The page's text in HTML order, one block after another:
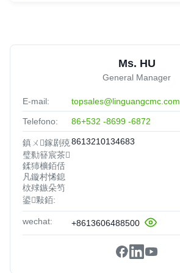
Ms. HU
General Manager
E-mail: topsales@linguangcmc.com
Telefono: 86+532 -8699 -6872
鎮ㄨ鎵剧殑
璧勬簮宸茶
鍒犻櫎銆佸
凡鏇村悕鎴
栨殏鏃朵笉
鍙敤銆:
8613210134683
wechat: +8613606488500